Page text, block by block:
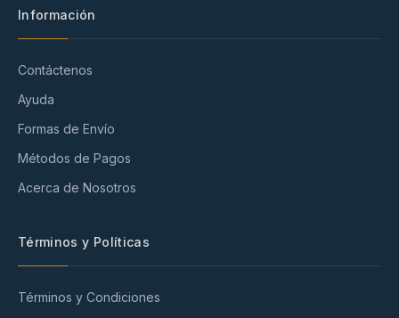
Información
Contáctenos
Ayuda
Formas de Envío
Métodos de Pagos
Acerca de Nosotros
Términos y Políticas
Términos y Condiciones